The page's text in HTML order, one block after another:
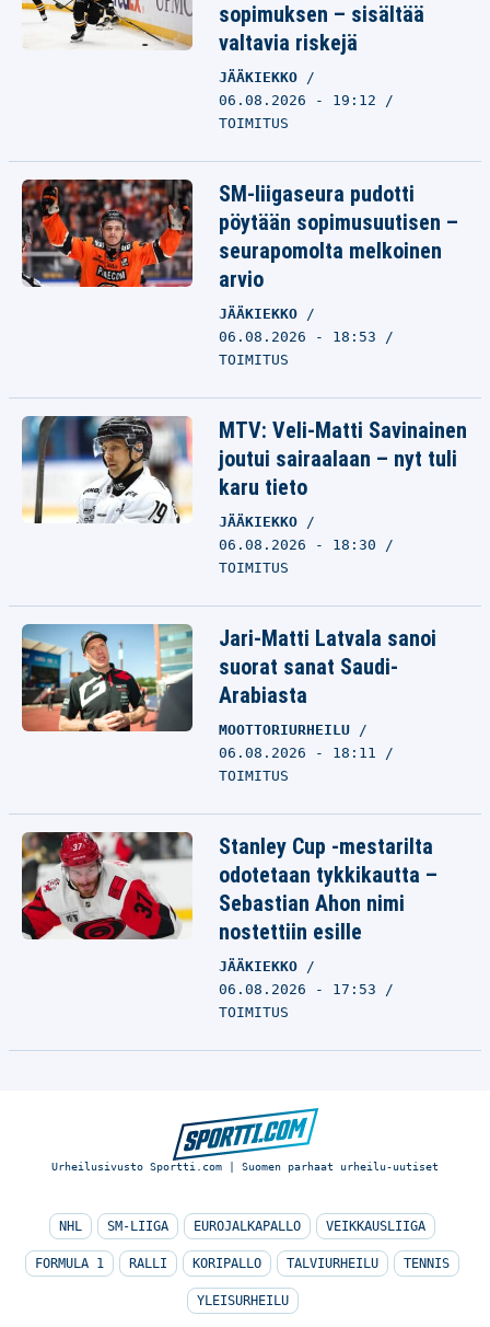
sopimuksen – sisältää
valtavia riskejä
JÄÄKIEKKO
06.08.2026 - 19:12
TOIMITUS
SM-liigaseura pudotti
pöytään sopimusuutisen –
seurapomolta melkoinen
arvio
JÄÄKIEKKO
06.08.2026 - 18:53
TOIMITUS
MTV: Veli-Matti Savinainen
joutui sairaalaan – nyt tuli
karu tieto
JÄÄKIEKKO
06.08.2026 - 18:30
TOIMITUS
Jari-Matti Latvala sanoi
suorat sanat Saudi-
Arabiasta
MOOTTORIURHEILU
06.08.2026 - 18:11
TOIMITUS
Stanley Cup -mestarilta
odotetaan tykkikautta –
Sebastian Ahon nimi
nostettiin esille
JÄÄKIEKKO
06.08.2026 - 17:53
TOIMITUS
Urheilusivusto Sportti.com | Suomen parhaat urheilu-uutiset
NHL SM-LIIGA EUROJALKAPALLO VEIKKAUSLIIGA
FORMULA 1 RALLI KORIPALLO TALVIURHEILU TENNIS
YLEISURHEILU